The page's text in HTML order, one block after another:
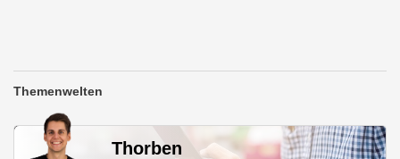
Themenwelten
Thorben